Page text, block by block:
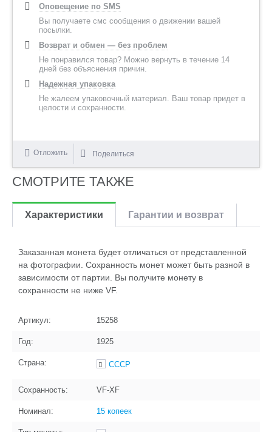
Оповещение по SMS
Вы получаете смс сообщения о движении вашей
посылки.
Возврат и обмен — без проблем
Не понравился товар? Можно вернуть в течение 14
дней без объяснения причин.
Надежная упаковка
Не жалеем упаковочный материал. Ваш товар придет в
целости и сохранности.
Отложить Поделиться
СМОТРИТЕ ТАКЖЕ
Характеристики Гарантии и возврат
Заказанная монета будет отличаться от представленной
на фотографии. Сохранность монет может быть разной в
зависимости от партии. Вы получите монету в
сохранности не ниже VF.
Артикул: 15258
Год: 1925
Страна: СССР
Сохранность: VF-XF
Номинал: 15 копеек